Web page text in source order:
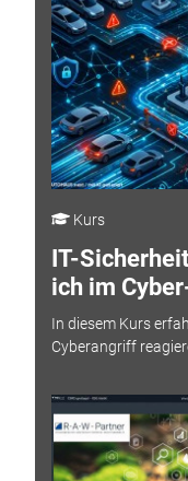
Kurs
IT-
ich im
In diesem Kurs
Cyberangriff